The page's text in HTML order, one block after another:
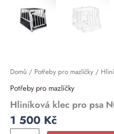
Domů / Potřeby pro mazlíčky /
Potřeby pro mazlíčky
Hliníková klec pro psa
1 500 Kč